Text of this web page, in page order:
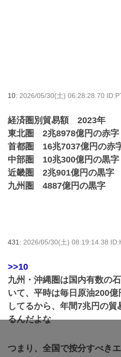
10: 2026/05/30(土) 06:28:28.70
経済圏別貿易額 2023年
東北圏 2兆8978億円の赤字
首都圏 16兆7037億円の赤
中部圏 10兆300億円の黒字
近畿圏 2兆901億円の黒字
九州圏 4887億円の黒字
431: 2026/05/30(土) 08:19:14.38
>>10
九州・沖縄圏は国内有数の
いて、平時は毎日原油200
してるから、年間7兆円の
るんだよな
つまり、全国で按分すべき